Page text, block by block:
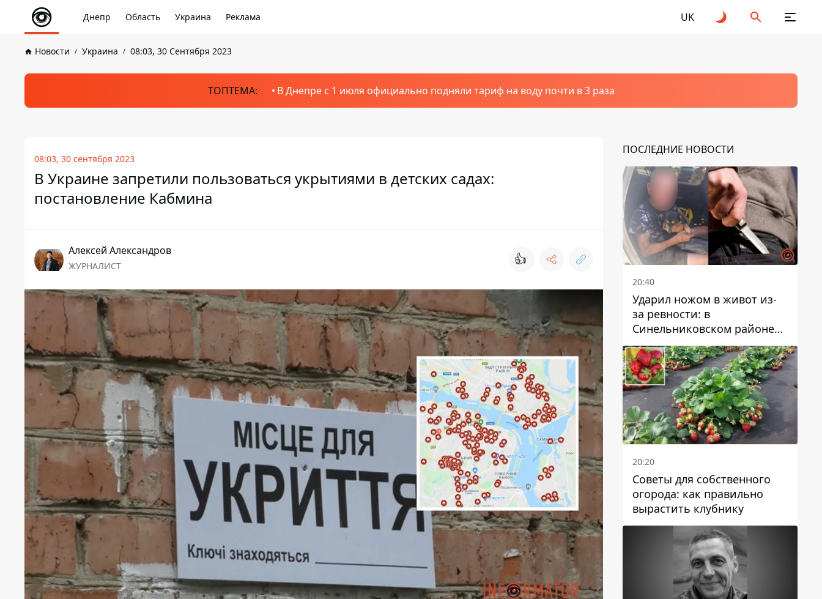
Днепр Область Украина Реклама UK
Новости Украина 08:03, 30 Сентября 2023
ТОПТЕМА: В Днепре с 1 июля официально подняли тариф на воду почти в 3 раза
08:03, 30 сентября 2023
В Украине запретили пользоваться укрытиями в детских садах:
постановление Кабмина
Алексей Александров
ЖУРНАЛИСТ 👍
ПОСЛЕДНИЕ НОВОСТИ
20:40
Ударил ножом в живот из-
за ревности: в
Синельниковском районе
задержали 49-летнего
мужчину за убийство
20:20
Советы для собственного
огорода: как правильно
вырастить клубнику